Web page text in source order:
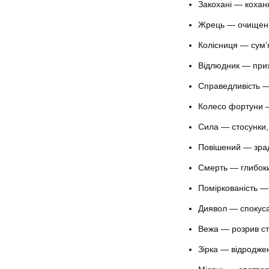
Закохані —
Жрець —
Колісниця —
Відлюдник —
Справедливість
Колесо фортуни
Сила — стосунки,
Повішений —
Смерть —
Поміркованість
Диявол —
Вежа — розрив
Зірка —